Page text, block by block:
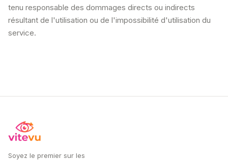
tenu responsable des dommages directs ou indirects
résultant de l'utilisation ou de l'impossibilité d'utilisation du
service.
Soyez le premier sur les